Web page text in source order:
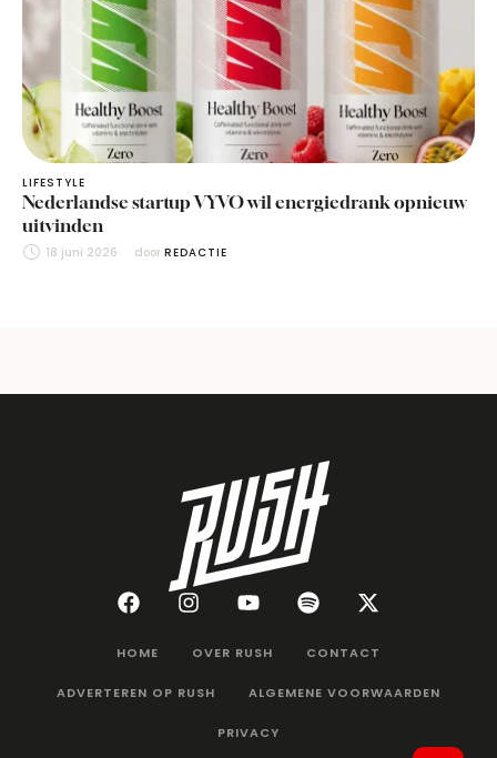
LIFESTYLE
Nederlandse startup VYVO wil energiedrank opnieuw
uitvinden
18 juni 2026 door REDACTIE
HOME OVER RUSH CONTACT
ADVERTEREN OP RUSH ALGEMENE VOORWAARDEN
PRIVACY